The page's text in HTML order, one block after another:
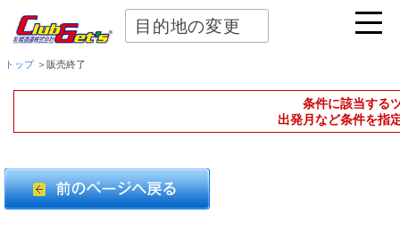
目的地の変更
トップ＞販売終了
条件に該当する
出発月など条件を指